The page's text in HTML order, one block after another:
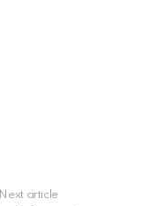
Next article